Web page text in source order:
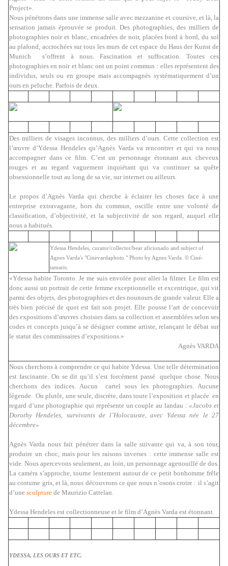
Project».
Nous pénétrons dans une immense salle avec mezzanine et coursive, et là, la
sensation jamais éprouvée se produit. Des photographies, des milliers de
photographies noir et blanc, encadrées de noir, placées bord à bord, du sol
au plafond, accrochées sur tous les murs de cet espace du Haus der Kunst de
Munich s’offrent à nous. Fascination et suffocation. Toutes ces
photographies en noir et blanc ont un point commun : elles représentent des
individus, seuls ou en groupe mais accompagnés systématiquement d’un
ours en peluche. Parfois de deux.
Des milliers de visages inconnus, des milliers d’ours. Cette collection est
l’œuvre d’Ydessa Hendeles qu’Agnès Varda va rencontrer et qui va nous
accompagner dans ce film. C’est un personnage étonnant aux cheveux
rouges et au regard vaguement inquiétant qui va continuer sa quête
obsessionnelle tout au long de sa vie, sur internet ou ailleurs.
Le propos d’Agnès Varda qui cherche à éclairer les choses face à une
entreprise extravagante, hors du commun, oscille entre une volonté de
classification, d’objectivité, et la subjectivité de son regard, auquel elle
nous a habitués.
Ydessa Hendeles, curator/collector/bear aficionado and subject of
Agnes Varda's "Cinevardaphoto." Photo by Agnes Varda. © Ciné-
tamaris.
«Ydessa habite Toronto. Je me suis envolée pour aller la filmer. Le film est
donc aussi un portrait de cette femme exceptionnelle et excentrique, qui vit
parmi des objets, des photographies et des nounours de grande valeur. Elle a
très bien précisé de quoi est fait son projet. Elle pousse l‘art de concevoir
des expositions d’œuvres choisies dans sa collection et assemblées selon ses
codes et concepts jusqu’à se désigner comme artiste, relançant le débat sur
le statut des commissaires d’expositions.»
Agnès VARDA
Nous cherchons à comprendre ce qui habite Ydessa. Une telle détermination
est fascinante. On se dit qu’il s’est forcément passé quelque chose. Nous
cherchons des indices. Aucun cartel sous les photographies. Aucune
légende. Ou plutôt, une seule, discrète, dans toute l’exposition et placée en
regard d’une photographie qui représente un couple au landau :«Jacobs et
Dorothy Hendeles, survivants de l’Holocauste, avec Ydessa née le 27
décembre»
Agnès Varda nous fait pénétrer dans la salle suivante qui va, à son tour,
produire un choc, mais pour les raisons inverses : cette immense salle est
vide. Nous apercevons seulement, au loin, un personnage agenouillé de dos.
La caméra s’approche, tourne lentement autour de ce petit bonhomme frêle
au costume gris, et là, nous découvrons ce que nous n’osons croire : il s’agit
d’une sculpture de Maurizio Cattelan.
Ydessa Hendeles est collectionneuse et le film d’Agnès Varda est étonnant.
YDESSA, LES OURS ET ETC.